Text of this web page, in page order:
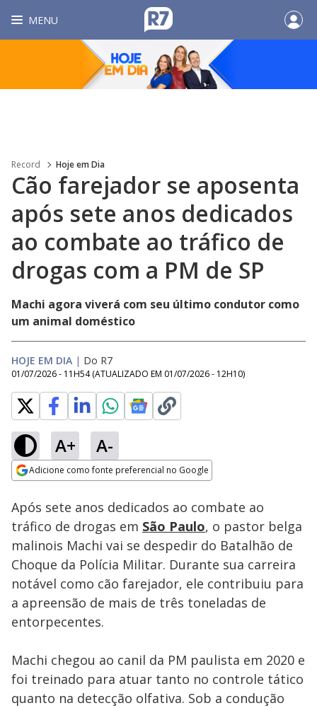
MENU
Record Hoje em Dia
Cão farejador se aposenta
após sete anos dedicados
ao combate ao tráfico de
drogas com a PM de SP
Machi agora viverá com seu último condutor como
um animal doméstico
HOJE EM DIA | Do R7
01/07/2026 - 11H54 (ATUALIZADO EM 01/07/2026 - 12H10)
A+ A-
Adicione como fonte preferencial no Google
Ativar
Loaded
14.59%
Após sete anos dedicados ao combate ao
tráfico de drogas em São Paulo, o pastor belga
malinois Machi vai se despedir do Batalhão de
Choque da Polícia Militar. Durante sua carreira
notável como cão farejador, ele contribuiu para
a apreensão de mais de três toneladas de
entorpecentes.
Machi chegou ao canil da PM paulista em 2020 e
foi treinado para atuar tanto no controle tático
quanto na detecção olfativa. Sob a condução